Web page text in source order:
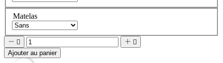
Matelas
   
Ajouter au panier